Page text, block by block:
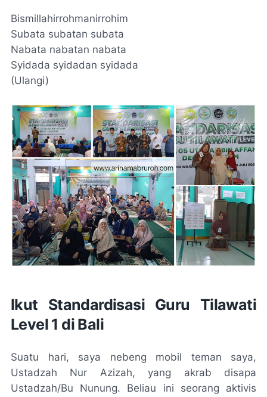
Bismillahirrohmanirrohim
Subata subatan subata
Nabata nabatan nabata
Syidada syidadan syidada
(Ulangi)
Ikut Standardisasi Guru Tilawati
Level 1 di Bali
Suatu hari, saya nebeng mobil teman saya,
Ustadzah Nur Azizah, yang akrab disapa
Ustadzah/Bu Nunung. Beliau ini seorang aktivis